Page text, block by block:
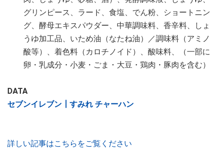
グリンピース、ラード、食塩、でん粉、ショートニン
グ、酵母エキスパウダー、中華調味料、香辛料、しょ
うゆ加工品、いため油（なたね油）／調味料（アミノ
酸等）、着色料（カロチノイド）、酸味料、（一部に
卵・乳成分・小麦・ごま・大豆・鶏肉・豚肉を含む）
DATA
セブンイレブン┃すみれ チャーハン
詳しい記事はこちらをご覧ください